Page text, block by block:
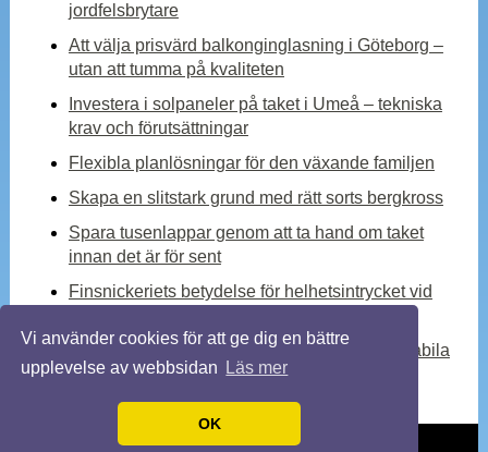
Vi använder cookies för att ge dig en bättre
upplevelse av webbsidan
Läs mer
OK
jordfelsbrytare
Att välja prisvärd balkonginglasning i Göteborg –
utan att tumma på kvaliteten
Investera i solpaneler på taket i Umeå – tekniska
krav och förutsättningar
Flexibla planlösningar för den växande familjen
Skapa en slitstark grund med rätt sorts bergkross
Spara tusenlappar genom att ta hand om taket
innan det är för sent
Finsnickeriets betydelse för helhetsintrycket vid
Kylmedelskylare – en viktig komponent för stabila
industriella processer
© 2026 Bygganytt.biz. Alla rättigheter förbehållna.